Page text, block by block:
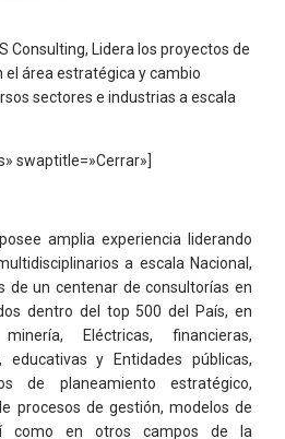
Consulting, Lidera los proyectos de
el área estratégica y cambio
sectores e industrias a escala
swaptitle=»Cerrar»]
amplia experiencia liderando
a escala Nacional,
de un centenar de consultorías en
dentro del top 500 del País, en
Eléctricas, financieras,
educativas y Entidades públicas,
de planeamiento estratégico,
procesos de gestión, modelos de
como en otros campos de la